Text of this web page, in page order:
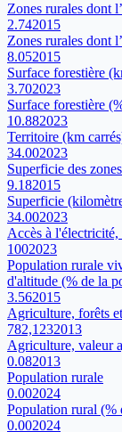
Zones rurales dont
2.742015
Zones rurales dont
8.052015
Surface forestière
3.702023
Surface forestière
10.882023
Territoire (km
34.002023
Superficie des
9.182015
Superficie
34.002023
Accès à
1002023
Population rurale
d'altitude (% de la
3.562015
Agriculture, forêts
782,1232013
Agriculture, valeur
0.082013
Population rurale
0.002024
Population rural (%
0.002024